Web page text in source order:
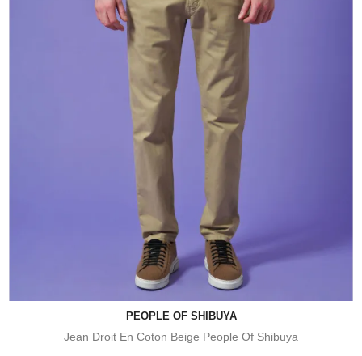
PEOPLE OF SHIBUYA
Jean Droit En Coton Beige People Of Shibuya